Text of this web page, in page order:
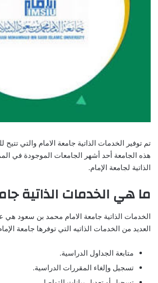
تم توفير الخدمات الذاتية جامعة الامام والتي
هذه الجامعة أحد أشهر الجامعات الموجودة في
الذاتية لجامعة الإمام.
ما هي الخدمات الذاتية
الخدمات الذاتية جامعة الامام محمد بن سعود هي
العديد من الخدمات الذاتيه التي توفرها جامعة
متابعة الجداول الدراسية.
تسجيل وإلغاء المقررات الدراسية.